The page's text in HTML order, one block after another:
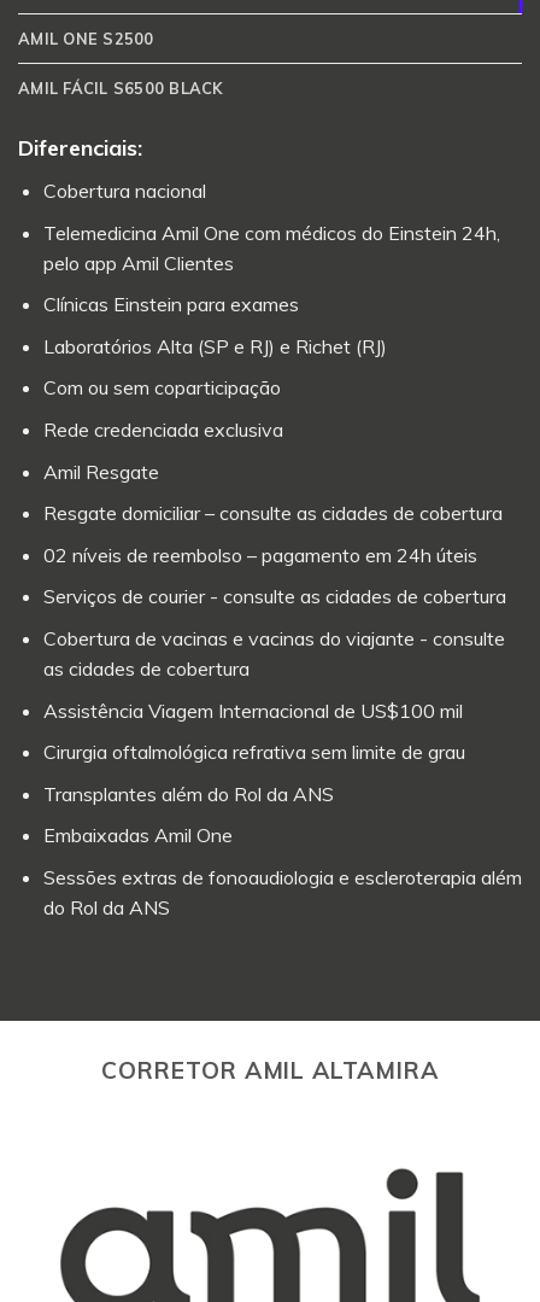
AMIL ONE S2500
AMIL FÁCIL S6500 BLACK
Diferenciais:
Cobertura nacional
Telemedicina Amil One com médicos do Einstein 24h,
pelo app Amil Clientes
Clínicas Einstein para exames
Laboratórios Alta (SP e RJ) e Richet (RJ)
Com ou sem coparticipação
Rede credenciada exclusiva
Amil Resgate
Resgate domiciliar – consulte as cidades de cobertura
02 níveis de reembolso – pagamento em 24h úteis
Serviços de courier - consulte as cidades de cobertura
Cobertura de vacinas e vacinas do viajante - consulte
as cidades de cobertura
Assistência Viagem Internacional de US$100 mil
Cirurgia oftalmológica refrativa sem limite de grau
Transplantes além do Rol da ANS
Embaixadas Amil One
Sessões extras de fonoaudiologia e escleroterapia além
do Rol da ANS
CORRETOR AMIL ALTAMIRA